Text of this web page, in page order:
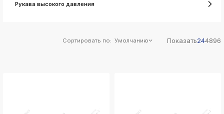
Рукава высокого давления
Сортировать по: Умолчанию Показать244896